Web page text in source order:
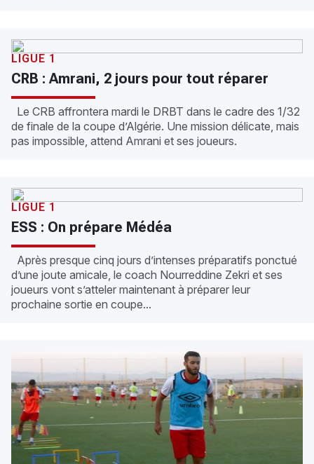
LIGUE 1
CRB : Amrani, 2 jours pour tout réparer
Le CRB affrontera mardi le DRBT dans le cadre des 1/32
de finale de la coupe d’Algérie. Une mission délicate, mais
pas impossible, attend Amrani et ses joueurs.
LIGUE 1
ESS : On prépare Médéa
Après presque cinq jours d’intenses préparatifs ponctué
d’une joute amicale, le coach Nourreddine Zekri et ses
joueurs vont s’atteler maintenant à préparer leur
prochaine sortie en coupe...